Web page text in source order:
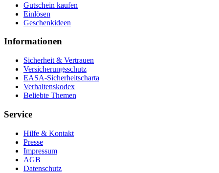
Gutschein kaufen
Einlösen
Geschenkideen
Informationen
Sicherheit & Vertrauen
Versicherungsschutz
EASA-Sicherheitscharta
Verhaltenskodex
Beliebte Themen
Service
Hilfe & Kontakt
Presse
Impressum
AGB
Datenschutz